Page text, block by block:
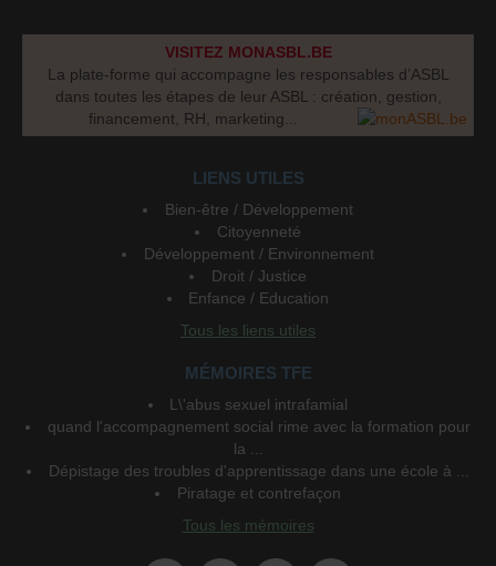
VISITEZ MONASBL.BE
La plate-forme qui accompagne les responsables d’ASBL
dans toutes les étapes de leur ASBL : création, gestion,
financement, RH, marketing...
LIENS UTILES
Bien-être / Développement
Citoyenneté
Développement / Environnement
Droit / Justice
Enfance / Education
Tous les liens utiles
MÉMOIRES TFE
L\'abus sexuel intrafamial
quand l'accompagnement social rime avec la formation pour
la ...
Dépistage des troubles d'apprentissage dans une école à ...
Piratage et contrefaçon
Tous les mémoires